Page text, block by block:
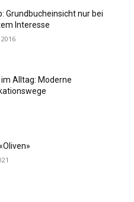
Grundbucheinsicht nur bei
Interesse
Alltag: Moderne